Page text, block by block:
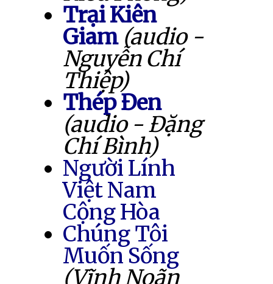
Trại Kiên
Giam (audio -
Nguyễn Chí
Thiệp)
Thép Đen
(audio - Đặng
Chí Bình)
Người Lính
Việt Nam
Cộng Hòa
Chúng Tôi
Muốn Sống
(Vĩnh Noãn